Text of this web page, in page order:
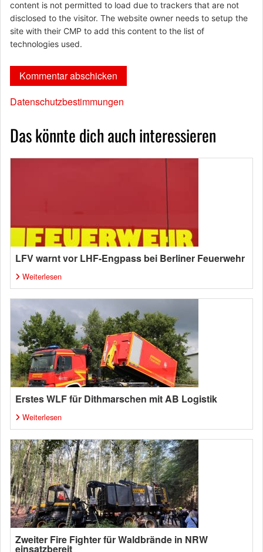
content is not permitted to load due to trackers that are not
disclosed to the visitor. The website owner needs to setup the
site with their CMP to add this content to the list of
technologies used.
Datenschutzbestimmungen
Das könnte dich auch interessieren
LFV warnt vor LHF-Engpass bei Berliner Feuerwehr
Weiterlesen
Erstes WLF für Dithmarschen mit AB Logistik
Weiterlesen
Zweiter Fire Fighter für Waldbrände in NRW
einsatzbereit